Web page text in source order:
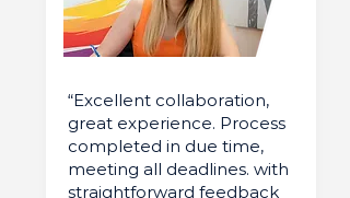
“Excellent collaboration,
great experience. Process
completed in due time,
meeting all deadlines. with
straightforward feedback